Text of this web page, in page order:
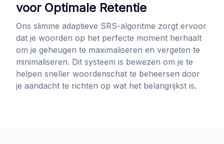
voor Optimale Retentie
Ons slimme adaptieve SRS-algoritme zorgt ervoor
dat je woorden op het perfecte moment herhaalt
om je geheugen te maximaliseren en vergeten te
minimaliseren. Dit systeem is bewezen om je te
helpen sneller woordenschat te beheersen door
je aandacht te richten op wat het belangrijkst is.